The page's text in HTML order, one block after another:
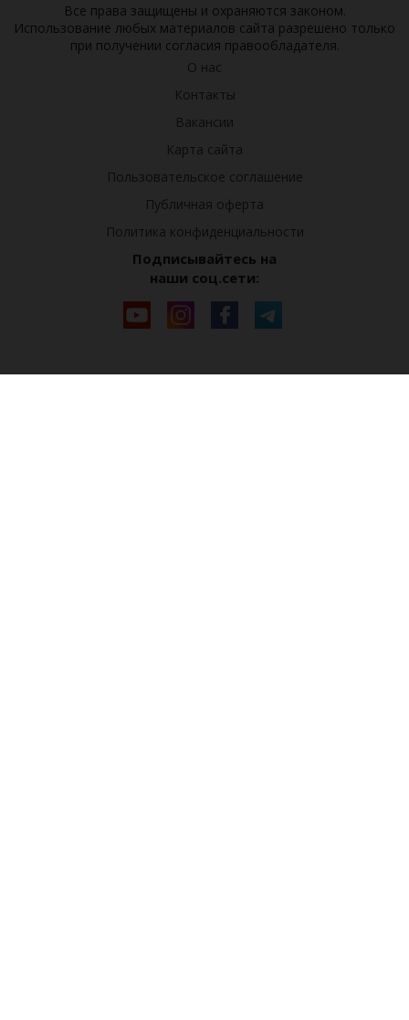
Все права защищены и охраняются законом.
Использование любых материалов сайта разрешено только
при получении согласия правообладателя.
О нас
Контакты
Вакансии
Карта сайта
Пользовательское соглашение
Публичная оферта
Политика конфиденциальности
Подписывайтесь на
наши соц.сети: